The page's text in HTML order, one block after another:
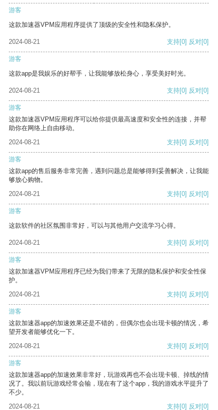
游客
这款加速器VPM应用程序提供了顶级的安全性和隐私保护。
2024-08-21 支持[0] 反对[0]
游客
这款app是我娱乐的好帮手，让我能够放松身心，享受美好时光。
2024-08-21 支持[0] 反对[0]
游客
这款加速器VPM应用程序可以给你提供最高速度和安全性的连接，并帮
助你在网络上自由移动。
2024-08-21
支持[0] 反对[0]
游客
这款app的售后服务非常完善，遇到问题总是能够得到妥善解决，让我能
够放心购物。
2024-08-21
支持[0] 反对[0]
游客
这款软件的社区氛围非常好，可以与其他用户交流学习心得。
2024-08-21 支持[0] 反对[0]
游客
这款加速器VPM应用程序已经为我们带来了无限的隐私保护和安全性保
护。
2024-08-21
支持[0] 反对[0]
游客
这款加速器app的加速效果还是不错的，但偶尔也会出现卡顿的情况，希
望开发者能够优化一下。
2024-08-21
支持[0] 反对[0]
游客
这款加速器app的加速效果非常好，玩游戏再也不会出现卡顿、掉线的情
况了。我以前玩游戏经常会输，现在有了这个app，我的游戏水平提升了
不少。
2024-08-21
支持[0] 反对[0]